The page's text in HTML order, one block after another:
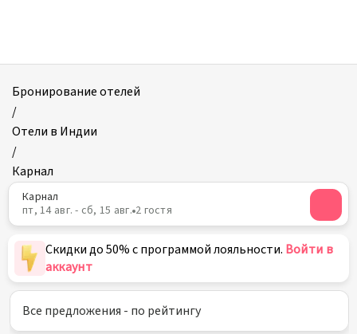
Бронирование отелей
/
Отели в Индии
/
Карнал
Карнал
пт, 14 авг. - сб, 15 авг. 2 гостя
Скидки до 50% с программой лояльности. Войти в
аккаунт
Все предложения - по рейтингу